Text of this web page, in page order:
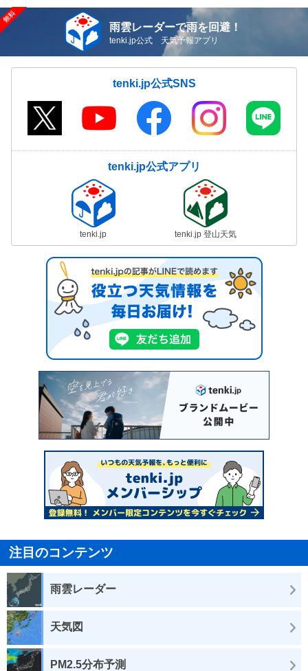
雨雲レーダーで雨を回避！
tenki.jp公式 天気予報アプリ
tenki.jp公式SNS
tenki.jp公式アプリ
tenki.jp tenki.jp 登山天気
注目のコンテンツ
雨雲レーダー
天気図
PM2.5分布予測